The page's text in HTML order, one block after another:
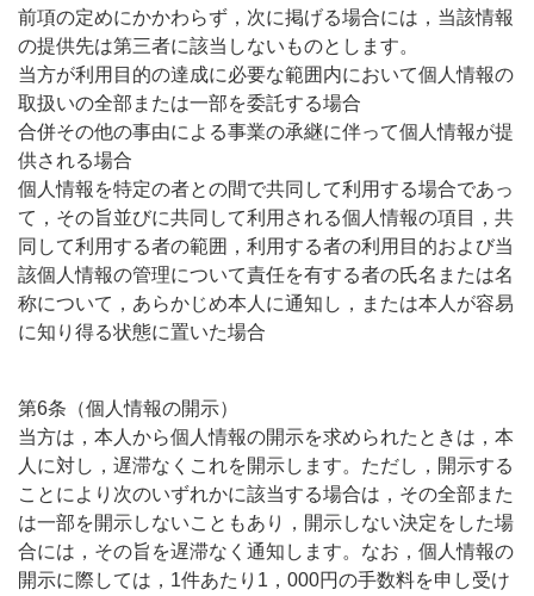
前項の定めにかかわらず，次に掲げる場合には，当該情報
の提供先は第三者に該当しないものとします。
当方が利用目的の達成に必要な範囲内において個人情報の
取扱いの全部または一部を委託する場合
合併その他の事由による事業の承継に伴って個人情報が提
供される場合
個人情報を特定の者との間で共同して利用する場合であっ
て，その旨並びに共同して利用される個人情報の項目，共
同して利用する者の範囲，利用する者の利用目的および当
該個人情報の管理について責任を有する者の氏名または名
称について，あらかじめ本人に通知し，または本人が容易
に知り得る状態に置いた場合
第6条（個人情報の開示）
当方は，本人から個人情報の開示を求められたときは，本
人に対し，遅滞なくこれを開示します。ただし，開示する
ことにより次のいずれかに該当する場合は，その全部また
は一部を開示しないこともあり，開示しない決定をした場
合には，その旨を遅滞なく通知します。なお，個人情報の
開示に際しては，1件あたり1，000円の手数料を申し受け